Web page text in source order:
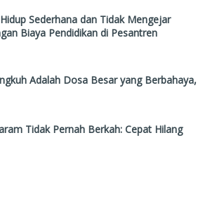
Sederhana dan Tidak Mengejar
Biaya Pendidikan di Pesantren
Adalah Dosa Besar yang Berbahaya,
Tidak Pernah Berkah: Cepat Hilang